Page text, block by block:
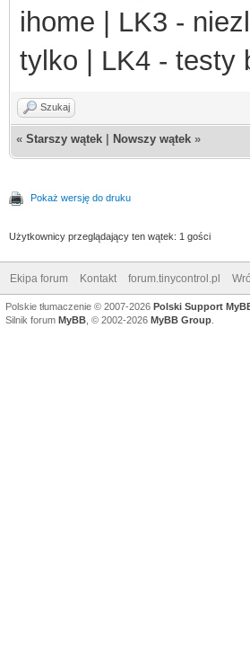
ihome | LK3 -
tylko | LK4 - testy
Szukaj
« Starszy wątek Nowszy wątek »
Pokaż wersję do druku
Użytkownicy przeglądający ten wątek: 1 gości
Ekipa forum Kontakt forum.tinycontrol.pl
Polskie tłumaczenie © 2007-2026 Polski Support
Silnik forum MyBB , © 2002-2026 MyBB Group